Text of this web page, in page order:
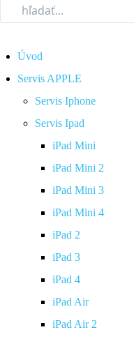
Úvod
Servis APPLE
Servis Iphone
Servis Ipad
iPad Mini
iPad Mini 2
iPad Mini 3
iPad Mini 4
iPad 2
iPad 3
iPad 4
iPad Air
iPad Air 2